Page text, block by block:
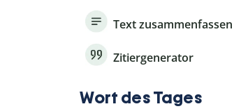
Text zusammenfassen
Zitiergenerator
Wort des Tages